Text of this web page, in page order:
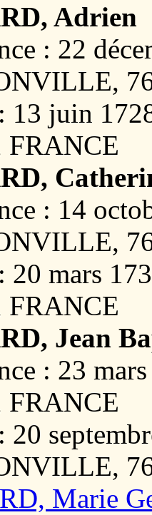
Adrien
: 22
13 juin
FRANCE
: 14
20 mars
FRANCE
Jean
: 23
FRANCE
20
Marie